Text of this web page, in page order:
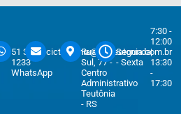
51 3762-
1233
WhatsApp
cicteutonia@cicteutonia.com.br
Rua Um
Sul, 77 -
Centro
Administrativo
Teutônia
- RS
Segunda
- Sexta
7:30 -
12:00
|
13:30
-
17:30